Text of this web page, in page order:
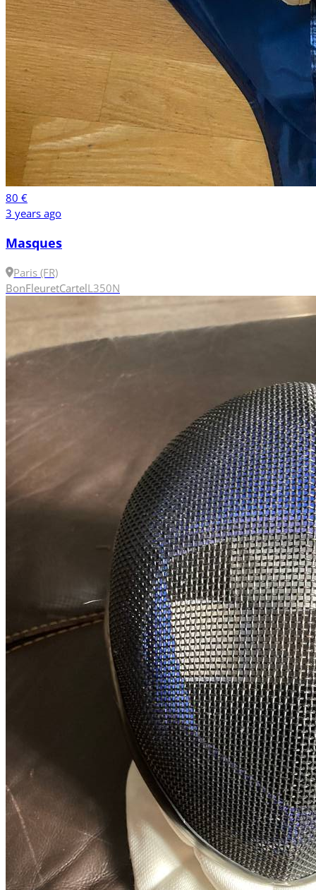
80 €
3 years ago
Masques
Paris (FR)
BonFleuretCartelL 350N